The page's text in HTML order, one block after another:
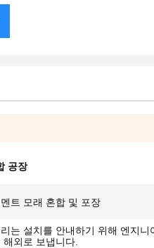
공장
트 모래 혼합 및 포장
는 설치를 안내하기 위해 엔지니
해외로 보냅니다.